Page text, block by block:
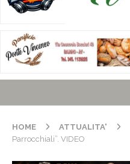
HOME ATTUALITA'
Parrocchiali”. VIDEO